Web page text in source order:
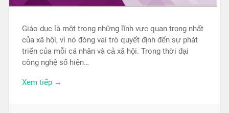
Giáo dục là một trong những lĩnh vực quan trọng nhất
của xã hội, vì nó đóng vai trò quyết định đến sự phát
triển của mỗi cá nhân và cả xã hội. Trong thời đại
công nghệ số hiện…
Xem tiếp →